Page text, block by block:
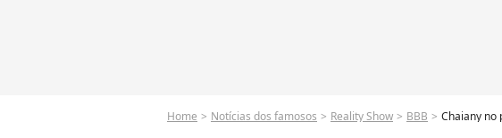
Home Notícias dos famosos Reality Show BBB Chaiany no